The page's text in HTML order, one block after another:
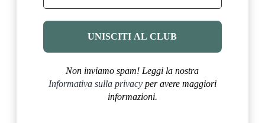
Non inviamo spam! Leggi la nostra
Informativa sulla privacyper avere maggiori
informazioni.